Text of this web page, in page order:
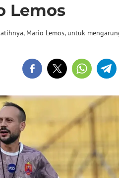
Lemos
Mario Lemos, untuk